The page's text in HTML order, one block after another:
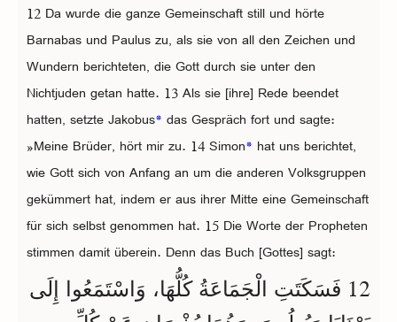
12 Da wurde die ganze Gemeinschaft still und hörte
Barnabas und Paulus zu, als sie von all den Zeichen und
Wundern berichteten, die Gott durch sie unter den
Nichtjuden getan hatte. 13 Als sie [ihre] Rede beendet
hatten, setzte Jakobus* das Gespräch fort und sagte:
»Meine Brüder, hört mir zu. 14 Simon* hat uns berichtet,
wie Gott sich von Anfang an um die anderen Volksgruppen
gekümmert hat, indem er aus ihrer Mitte eine Gemeinschaft
für sich selbst genommen hat. 15 Die Worte der Propheten
stimmen damit überein. Denn das Buch [Gottes] sagt:
12 فَسَكَتَتِ الْجَمَاعَةُ كُلُّهَا، وَاسْتَمَعُوا إِلَى